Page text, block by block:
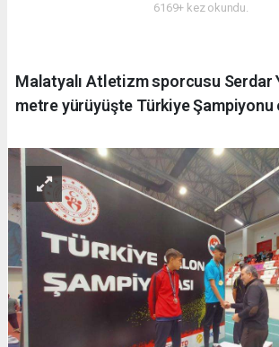
6169+ kez okundu.
Malatyalı Atletizm sporcusu Serdar
metre yürüyüşte Türkiye Şampiyonu